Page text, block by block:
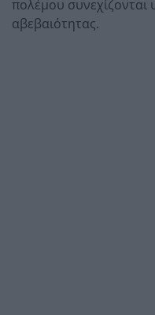
πολέμου συνεχίζονται
αβεβαιότητας.